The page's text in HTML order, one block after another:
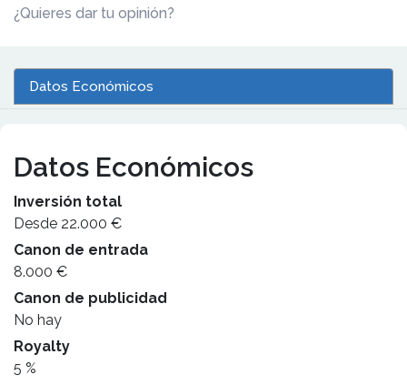
¿Quieres dar tu opinión?
Datos Económicos
Datos Económicos
Inversión total
Desde 22.000 €
Canon de entrada
8.000 €
Canon de publicidad
No hay
Royalty
5 %